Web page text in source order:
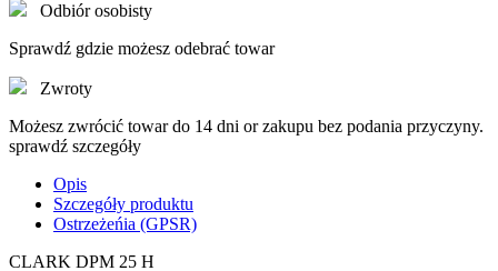
Odbiór osobisty
Sprawdź gdzie możesz odebrać towar
Zwroty
Możesz zwrócić towar do 14 dni or zakupu bez podania przyczyny.
sprawdź szczegóły
Opis
Szczegóły produktu
Ostrzeżeńia (GPSR)
CLARK DPM 25 H